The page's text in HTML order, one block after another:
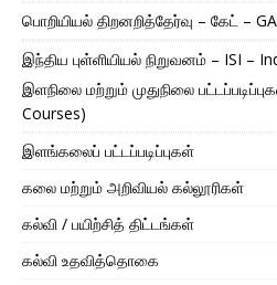
பொறியியல் திறனறித்தேர்வு – கேட் –
இந்திய புள்ளியியல் நிறுவனம் – ISI –
இளநிலை மற்றும் முதுநிலை
Courses)
இளங்கலைப் பட்டப்படிப்புகள்
கலை மற்றும் அறிவியல் கல்லூரிகள்
கல்வி / பயிற்சித் திட்டங்கள்
கல்வி உதவித்தொகை